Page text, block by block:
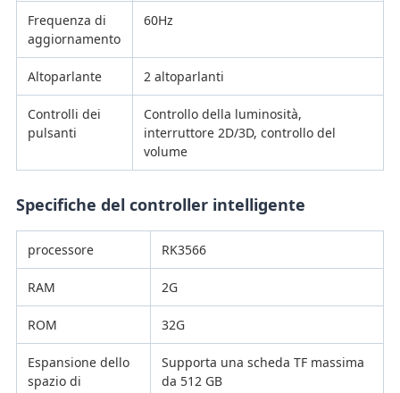
Frequenza di
aggiornamento
60Hz
Altoparlante 2 altoparlanti
Controlli dei
pulsanti
Controllo della luminosità,
interruttore 2D/3D, controllo del
volume
Specifiche del controller intelligente
processore RK3566
RAM 2G
ROM 32G
Espansione dello
spazio di
Supporta una scheda TF massima
da 512 GB